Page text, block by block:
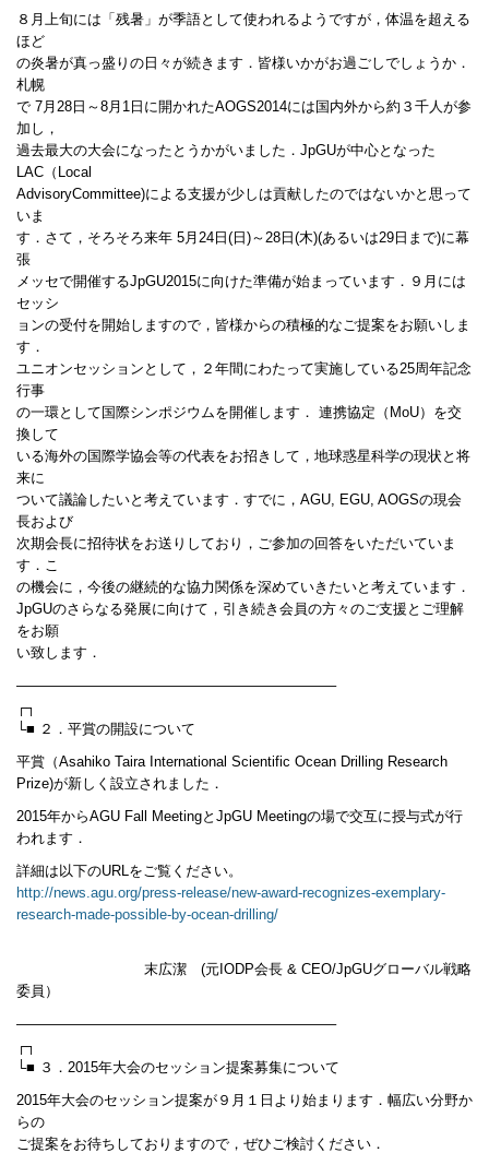
８月上旬には「残暑」が季語として使われるようですが，体温を超える
ほど
の炎暑が真っ盛りの日々が続きます．皆様いかがお過ごしでしょうか．
札幌
で 7月28日～8月1日に開かれたAOGS2014には国内外から約３千人が参
加し，
過去最大の大会になったとうかがいました．JpGUが中心となった
LAC（Local
AdvisoryCommittee)による支援が少しは貢献したのではないかと思って
いま
す．さて，そろそろ来年 5月24日(日)～28日(木)(あるいは29日まで)に幕
張
メッセで開催するJpGU2015に向けた準備が始まっています．９月には
セッシ
ョンの受付を開始しますので，皆様からの積極的なご提案をお願いしま
す．
ユニオンセッションとして，２年間にわたって実施している25周年記念
行事
の一環として国際シンポジウムを開催します． 連携協定（MoU）を交
換して
いる海外の国際学協会等の代表をお招きして，地球惑星科学の現状と将
来に
ついて議論したいと考えています．すでに，AGU, EGU, AOGSの現会
長および
次期会長に招待状をお送りしており，ご参加の回答をいただいていま
す．こ
の機会に，今後の継続的な協力関係を深めていきたいと考えています．
JpGUのさらなる発展に向けて，引き続き会員の方々のご支援とご理解
をお願
い致します．
——————————————————————–
┌┐
└■ ２．平賞の開設について
平賞（Asahiko Taira International Scientific Ocean Drilling Research
Prize)が新しく設立されました．
2015年からAGU Fall MeetingとJpGU Meetingの場で交互に授与式が行
われます．
詳細は以下のURLをご覧ください。
http://news.agu.org/press-release/new-award-recognizes-exemplary-
research-made-possible-by-ocean-drilling/
末広潔 (元IODP会長 & CEO/JpGUグローバル戦略
委員）
——————————————————————–
┌┐
└■ ３．2015年大会のセッション提案募集について
2015年大会のセッション提案が９月１日より始まります．幅広い分野か
らの
ご提案をお待ちしておりますので，ぜひご検討ください．